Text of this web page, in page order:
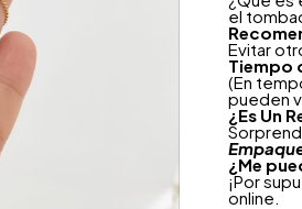
el
Evitar
Tiempo
(En
pueden
¿ Es Un
¿Me
¡Por
online.